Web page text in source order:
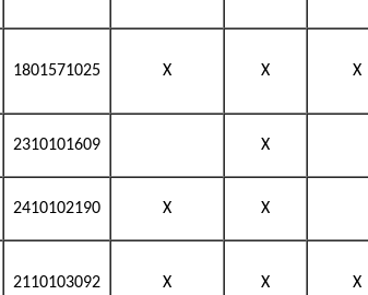
1801571025 X X X
2310101609 X
2410102190 X X
2110103092 X X X